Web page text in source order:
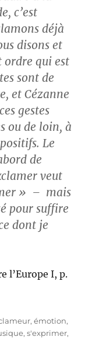
c’est
déjà
disons et
ordre qui est
sont de
et Cézanne
gestes
ou de loin, à
Le
de
veut
» – mais
pour suffire
dont je
l’Europe I, p.
,émotion,
,s'exprimer,